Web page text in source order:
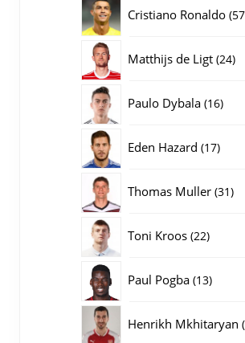
Cristiano Ronaldo 57
Matthijs de Ligt 2424
Paulo Dybala 1616
Eden Hazard 1717
Thomas Muller 3131
Toni Kroos 2222
Paul Pogba 1313
Henrikh Mkhitaryan